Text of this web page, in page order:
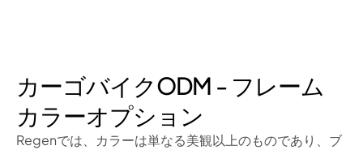
カーゴバイクODM - フレーム
カラーオプション
Regenでは、カラーは単なる美観以上のものであり、ブ